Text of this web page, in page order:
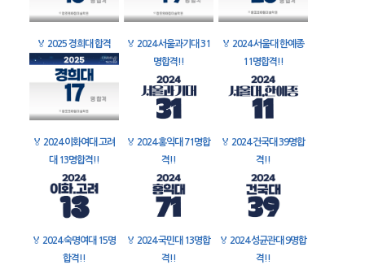
🏅 2025 경희대 합격 🏅 2024 서울과기대 31
명합격!!
🏅 2024 서울대 한예종
11명합격!!
🏅 2024 이화여대 고려
대 13명합격!!
🏅 2024 홍익대 71명합
격!!
🏅 2024 건국대 39명합
격!!
🏅 2024 숙명여대 15명
합격!!
🏅 2024 국민대 13명합
격!!
🏅 2024 성균관대 9명합
격!!